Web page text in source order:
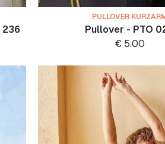
PULLOVER
Pullover - PTO
€5.00